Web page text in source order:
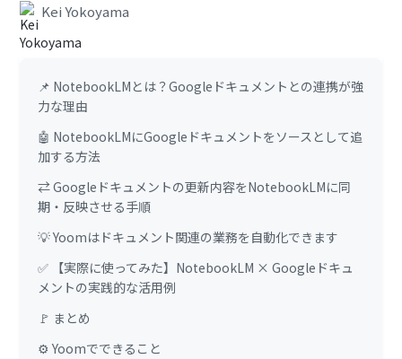
Kei Yokoyama
📌 NotebookLMとは？Googleドキュメントとの連携が強
力な理由
🤖 NotebookLMにGoogleドキュメントをソースとして追
加する方法
⇄ Googleドキュメントの更新内容をNotebookLMに同
期・反映させる手順
💡 Yoomはドキュメント関連の業務を自動化できます
✅ 【実際に使ってみた】NotebookLM × Googleドキュ
メントの実践的な活用例
🚩 まとめ
⚙️ Yoomでできること